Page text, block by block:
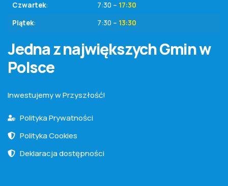
Czwartek: 7:30 – 17:30
Piątek: 7:30 – 13:30
Jedna z największych Gmin w
Polsce
Inwestujemy w Przyszłość!
Polityka Prywatności
Polityka Cookies
Deklaracja dostępności